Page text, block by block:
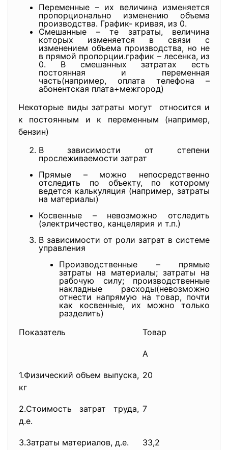
Переменные – их величина изменяется
пропорционально изменению объема
производства. График- кривая, из 0.
Смешанные – те затраты, величина
которых изменяется в связи с
изменением объема производства, но не
в прямой пропорции.график – лесенка, из
0. В смешанных затратах есть
постоянная и переменная
часть(например, оплата телефона –
абонентская плата+межгород)
Некоторые виды затраты могут относится и
к постоянным и к переменным (например,
бензин)
В зависимости от степени
прослеживаемости затрат
Прямые – можно непосредственно
отследить по объекту, по которому
ведется калькуляция (например, затраты
на материалы)
Косвенные – невозможно отследить
(электричество, канцелярия и т.п.)
В зависимости от роли затрат в системе
управления
Производственные – прямые
затраты на материалы; затраты на
рабочую силу; производственные
накладные расходы(невозможно
отнести напрямую на товар, почти
как косвенные, их можно только
разделить)
Показатель
Товар
А
1.Физический объем выпуска,
кг
20
2.Стоимость затрат труда,
д.е.
7
З.3атраты материалов, д.е. 33,2